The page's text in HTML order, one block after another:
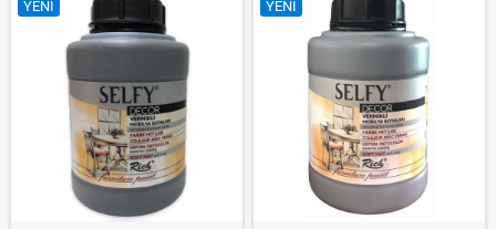
YENI YENI